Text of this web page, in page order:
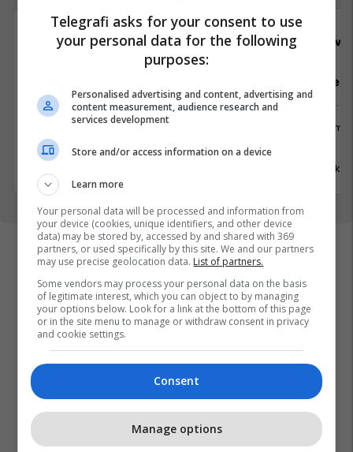
Viva Fresh Store
Logjistikë
Suharekë
Arkatar/e
17 Korrik
Telegrafi asks for your consent to use
your personal data for the following
purposes:
Personalised advertising and content, advertising and
content measurement, audience research and
services development
Store and/or access information on a device
Learn more
Your personal data will be processed and information from
your device (cookies, unique identifiers, and other device
data) may be stored by, accessed by and shared with 369
partners, or used specifically by this site. We and our partners
may use precise geolocation data. List of partners.
Some vendors may process your personal data on the basis
of legitimate interest, which you can object to by managing
your options below. Look for a link at the bottom of this page
or in the site menu to manage or withdraw consent in privacy
and cookie settings.
Consent
Manage options